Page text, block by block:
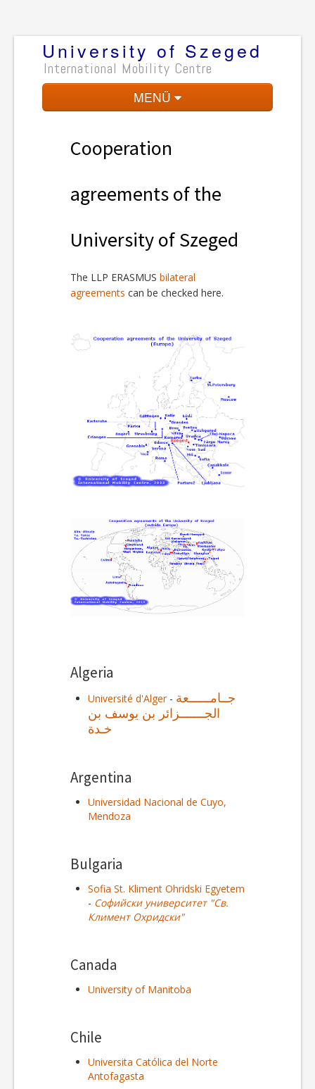
University of Szeged
International Mobility Centre
MENÜ
Key Data
Mobility Programmes
Magyar
Cooperation
agreements of the
University of Szeged
The LLP ERASMUS bilateral
agreements can be checked here.
Algeria
Université d'Alger- جــامــــــعة
الجـــــــزائر بن يوسف بن
خـدة
Argentina
Universidad Nacional de Cuyo,
Mendoza
Bulgaria
Sofia St. Kliment Ohridski Egyetem
- Софийски университет "Св.
Климент Охридски"
Canada
University of Manitoba
Chile
Universita Católica del Norte
Antofagasta